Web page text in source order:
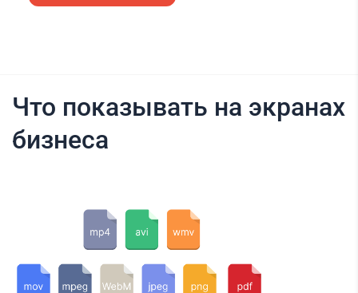
Что показывать на экранах
бизнеса